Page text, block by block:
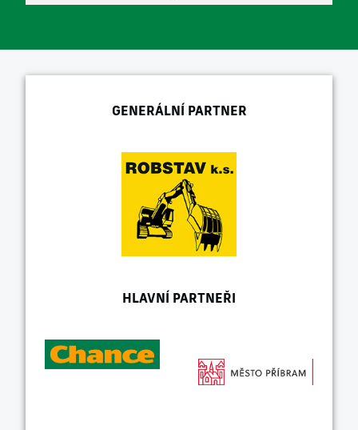
GENERÁLNÍ PARTNER
HLAVNÍ PARTNEŘI